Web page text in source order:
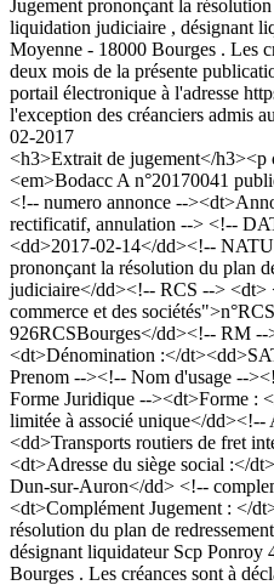
Jugement prononçant la
liquidation judiciaire , désignant
Moyenne - 18000 Bourges . Les
deux mois de la présente
portail électronique à l'adresse
l'exception des créanciers admis
02-2017
<h3>Extrait de jugement</
<em>Bodacc A n°20170041
<!-- numero annonce --
rectificatif, annulation --> <!--
<dd>2017-02-14</dd><!--
prononçant la résolution du plan
judiciaire</dd><!-- RCS --> <dt>
commerce et des
926RCSBourges</dd><!-- RM
<dt>Dénomination :</
Prenom --><!-- Nom d'usage --
Forme Juridique --><dt>Forme :
limitée à associé unique</
<dd>Transports routiers de fret
<dt>Adresse du siège social :</
Dun-sur-Auron</dd> <!--
<dt>Complément Jugement : </
résolution du plan de
désignant liquidateur Scp
Bourges . Les créances sont à